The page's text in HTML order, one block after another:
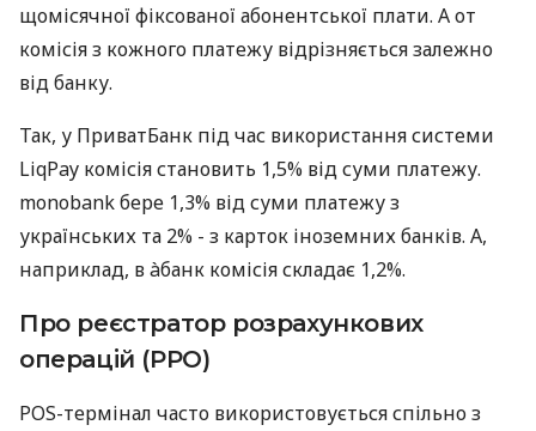
щомісячної фіксованої абонентської плати. А от
комісія з кожного платежу відрізняється залежно
від банку.
Так, у ПриватБанк під час використання системи
LiqPay комісія становить 1,5% від суми платежу.
monobank бере 1,3% від суми платежу з
українських та 2% - з карток іноземних банків. А,
наприклад, в àбанк комісія складає 1,2%.
Про реєстратор розрахункових
операцій (РРО)
POS-термінал часто використовується спільно з